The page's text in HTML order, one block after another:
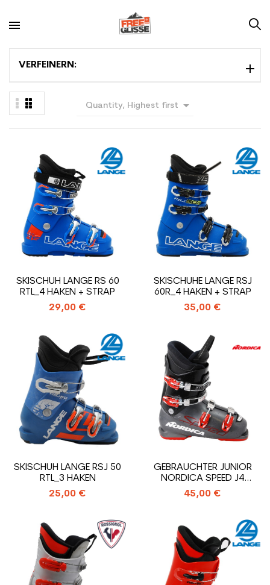
VERFEINERN:
Quantity, Highest first 
SKISCHUH LANGE RS 60
RTL_4 HAKEN + STRAP
29,00 €
SKISCHUHE LANGE RSJ
60R_4 HAKEN + STRAP
35,00 €
SKISCHUH LANGE RSJ 50
RTL_3 HAKEN
25,00 €
GEBRAUCHTER JUNIOR
NORDICA SPEED J4
SKISCHUH_4 HAKEN
45,00 €